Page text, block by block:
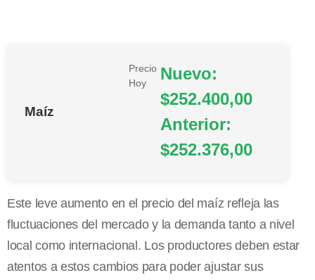
Maíz
Precio
Hoy
Nuevo:
$252.400,00
Anterior:
$252.376,00
Este leve aumento en el precio del maíz refleja las
fluctuaciones del mercado y la demanda tanto a nivel
local como internacional. Los productores deben estar
atentos a estos cambios para poder ajustar sus